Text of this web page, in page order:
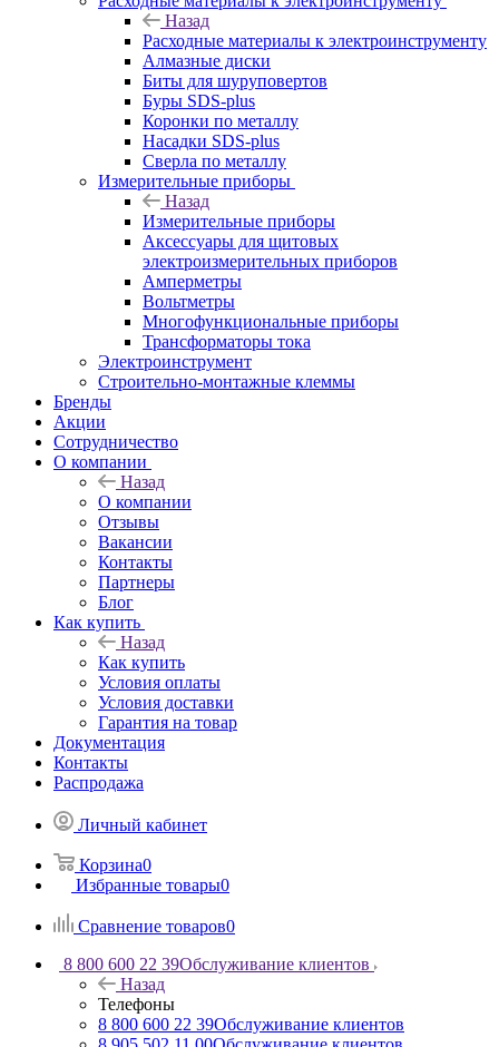
Назад
Расходные материалы к электроинструменту
Алмазные диски
Биты для шуруповертов
Буры SDS-plus
Коронки по металлу
Насадки SDS-plus
Сверла по металлу
Измерительные приборы
Назад
Измерительные приборы
Аксессуары для щитовых
электроизмерительных приборов
Амперметры
Вольтметры
Многофункциональные приборы
Трансформаторы тока
Электроинструмент
Строительно-монтажные клеммы
Бренды
Акции
Сотрудничество
О компании
Назад
О компании
Отзывы
Вакансии
Контакты
Партнеры
Блог
Как купить
Назад
Как купить
Условия оплаты
Условия доставки
Гарантия на товар
Документация
Контакты
Распродажа
Личный кабинет
Корзина0
Избранные товары0
Сравнение товаров0
8 800 600 22 39Обслуживание клиентов
Назад
Телефоны
8 800 600 22 39Обслуживание клиентов